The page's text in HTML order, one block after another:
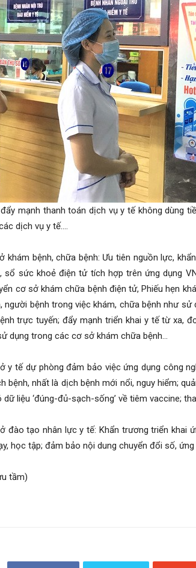
mạnh thanh toán dịch vụ y tế không dùng
dịch vụ y tế….
khám bệnh, chữa bệnh: Ưu tiên nguồn lực,
sổ sức khoẻ điện tử tích hợp trên ứng dụng
cơ sở khám chữa bệnh điện tử, Phiếu hẹn
người bệnh trong việc khám, chữa bệnh như
trực tuyến; đẩy mạnh triển khai y tế từ xa,
dụng trong các cơ sở khám chữa bệnh…
y tế dự phòng đảm bảo việc ứng dụng công
bệnh, nhất là dịch bệnh mới nổi, nguy hiểm;
liệu ‘đúng-đủ-sạch-sống’ về tiêm vaccine;
đào tạo nhân lực y tế: Khẩn trương triển khai
học tập; đảm bảo nội dung chuyển đổi số,
tầm)